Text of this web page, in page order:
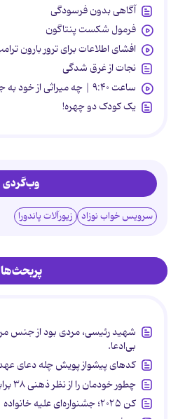
آگاهی بدون فرسودگی
فرمول شکست پنتاگون
افشای اطلاعات برای ترور بارون
نجات از غرق شدگی
ساعت ۹:۴۰ | چه میراثی از خود به جای گذاشت؟
یک کودک دو چهره!
وب‌گردی
سرویس خواب نوزاد زیورآلات پاندورا
پربحث‌ها
شهید رئیسی، مردی بود از جنس
بی‌ادعا.
کدهای پیشواز پویش چله دعای
چطور خودمان را از نظر ذهنی ۳۸ برابر قوی‌تر کنیم؟
کن ۲۰۲۵؛ جشنواره‌ای علیه خانواده